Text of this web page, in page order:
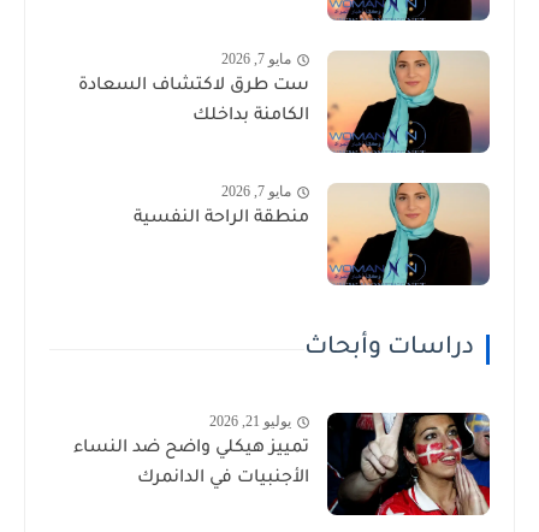
مايو 7, 2026
ست طرق لاكتشاف السعادة
الكامنة بداخلك
مايو 7, 2026
منطقة الراحة النفسية
دراسات وأبحاث
يوليو 21, 2026
تمييز هيكلي واضح ضد النساء
الأجنبيات في الدانمرك